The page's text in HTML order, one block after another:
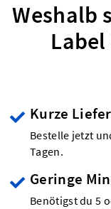
Weshalb
Kurze
Bestelle jetzt
Tagen.
Geringe
Benötigst du 5